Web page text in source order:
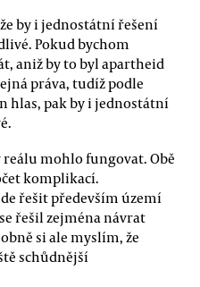
by i jednostátní řešení
Pokud bychom
aniž by to byl apartheid
práva, tudíž podle
hlas, pak by i jednostátní
mohlo fungovat. Obě
komplikací.
řešit především území
řešil zejména návrat
si ale myslím, že
schůdnější